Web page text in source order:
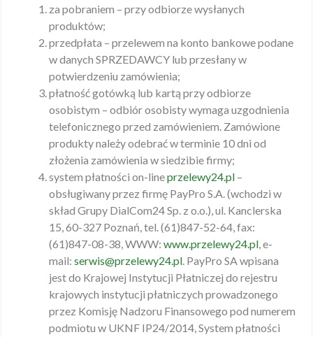
za pobraniem – przy odbiorze wysłanych
produktów;
przedpłata – przelewem na konto bankowe podane
w danych SPRZEDAWCY lub przesłany w
potwierdzeniu zamówienia;
płatność gotówką lub kartą przy odbiorze
osobistym – odbiór osobisty wymaga uzgodnienia
telefonicznego przed zamówieniem. Zamówione
produkty należy odebrać w terminie 10 dni od
złożenia zamówienia w siedzibie firmy;
system płatności on-lineprzelewy24.pl –
obsługiwany przez firmę PayPro S.A. (wchodzi w
skład Grupy DialCom24 Sp. z o.o.), ul. Kanclerska
15, 60-327 Poznań, tel. (61)847-52-64, fax:
(61)847-08-38, WWW:www.przelewy24.pl, e-
mail:serwis@przelewy24.pl. PayPro SA wpisana
jest do Krajowej Instytucji Płatniczej do rejestru
krajowych instytucji płatniczych prowadzonego
przez Komisję Nadzoru Finansowego pod numerem
podmiotu w UKNF IP24/2014, System płatności